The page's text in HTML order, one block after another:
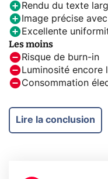
Rendu du texte
Image précise
Excellente
Les moins
Risque de burn-in
Luminosité encore
Consommation
Lire la conclusion